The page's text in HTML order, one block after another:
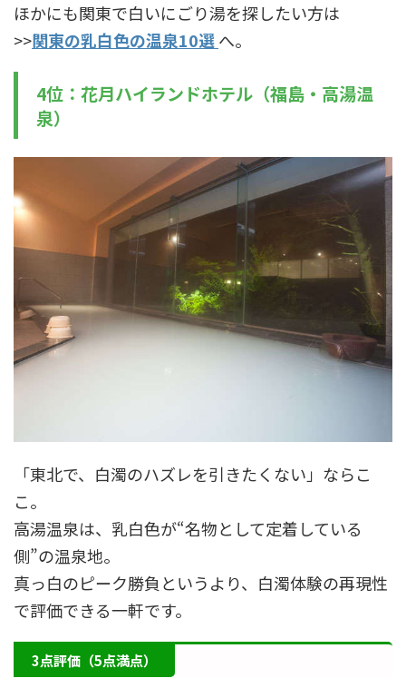
ほかにも関東で白いにごり湯を探したい方は
>>関東の乳白色の温泉10選へ。
4位：花月ハイランドホテル（福島・高湯温
泉）
「東北で、白濁のハズレを引きたくない」ならこ
こ。
高湯温泉は、乳白色が“名物として定着している
側”の温泉地。
真っ白のピーク勝負というより、白濁体験の再現性
で評価できる一軒です。
3点評価（5点満点）